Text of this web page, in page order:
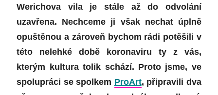
Werichova vila je stále až do odvolání
uzavřena. Nechceme ji však nechat úplně
opuštěnou a zároveň bychom rádi potěšili v
této nelehké době
koronaviru ty z vás,
kterým kultura tolik schází. Proto jsme, ve
spolupráci se spolkem ProArt, připravili dva